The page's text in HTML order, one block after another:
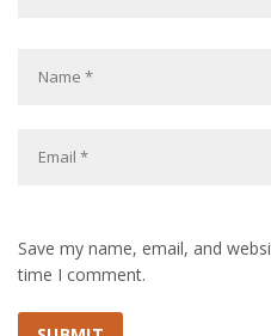
Save my name, email, and
time I comment.